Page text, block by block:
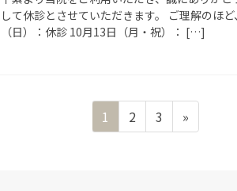
して休診とさせていただきます。 ご理解のほ
（日）：休診 10月13日（月・祝）： […]
ペ
ー
1
ペ
ー
2
ペ
ー
3 »